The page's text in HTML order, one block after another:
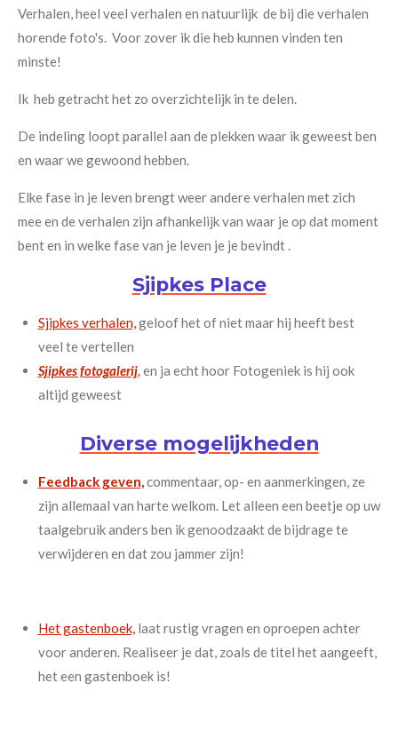
Verhalen, heel veel verhalen en natuurlijk de bij die verhalen
horende foto's. Voor zover ik die heb kunnen vinden ten
minste!
Ik heb getracht het zo overzichtelijk in te delen.
De indeling loopt parallel aan de plekken waar ik geweest ben
en waar we gewoond hebben.
Elke fase in je leven brengt weer andere verhalen met zich
mee en de verhalen zijn afhankelijk van waar je op dat moment
bent en in welke fase van je leven je je bevindt .
Sjipkes Place
Sjipkes verhalen,geloof het of niet maar hij heeft best
veel te vertellen
Sjipkes fotogalerij,en ja echt hoor Fotogeniek is hij ook
altijd geweest
Diverse mogelijkheden
Feedback geven,commentaar, op- en aanmerkingen, ze
zijn allemaal van harte welkom. Let alleen een beetje op uw
taalgebruik anders ben ik genoodzaakt de bijdrage te
verwijderen en dat zou jammer zijn!
Het gastenboek,laat rustig vragen en oproepen achter
voor anderen. Realiseer je dat, zoals de titel het aangeeft,
het een gastenboek is!